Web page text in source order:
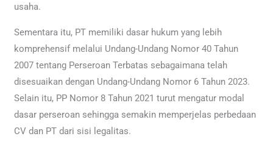
usaha.
Sementara itu, PT memiliki dasar hukum yang lebih
komprehensif melalui Undang-Undang Nomor 40 Tahun
2007 tentang Perseroan Terbatas sebagaimana telah
disesuaikan dengan Undang-Undang Nomor 6 Tahun 2023.
Selain itu, PP Nomor 8 Tahun 2021 turut mengatur modal
dasar perseroan sehingga semakin memperjelas perbedaan
CV dan PT dari sisi legalitas.